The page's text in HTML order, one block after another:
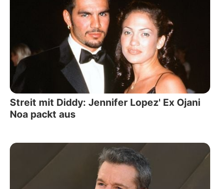
Streit mit Diddy: Jennifer Lopez' Ex Ojani
Noa packt aus